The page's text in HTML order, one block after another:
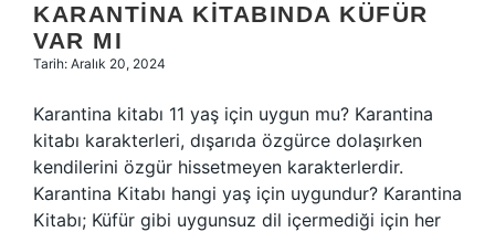
KARANTINA KITABINDA KÜFÜR
VAR MI
Tarih: Aralık 20, 2024
Karantina kitabı 11 yaş için uygun mu? Karantina
kitabı karakterleri, dışarıda özgürce dolaşırken
kendilerini özgür hissetmeyen karakterlerdir.
Karantina Kitabı hangi yaş için uygundur? Karantina
Kitabı; Küfür gibi uygunsuz dil içermediği için her